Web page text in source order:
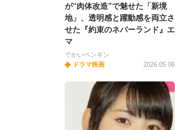
が“肉体改造”で魅せた「新境
地」、透明感と躍動感を両立さ
せた『約束のネバーランド』エ
マ
でかいペンギン
ドラマ映画
2026.05.06